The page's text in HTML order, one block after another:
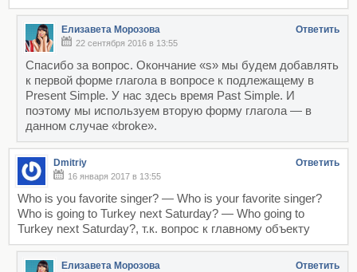
Елизавета Морозова Ответить
22 сентября 2016 в 13:55
Спасибо за вопрос. Окончание «s» мы будем добавлять
к первой форме глагола в вопросе к подлежащему в
Present Simple. У нас здесь время Past Simple. И
поэтому мы используем вторую форму глагола — в
данном случае «broke».
Dmitriy Ответить
16 января 2017 в 13:55
Who is you favorite singer? — Who is your favorite singer?
Who is going to Turkey next Saturday? — Who going to
Turkey next Saturday?, т.к. вопрос к главному объекту
Елизавета Морозова Ответить